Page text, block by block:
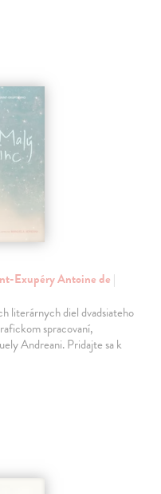
Exupéry Antoine de |
literárnych diel dvadsiateho
spracovaní,
Andreani. Pridajte sa k